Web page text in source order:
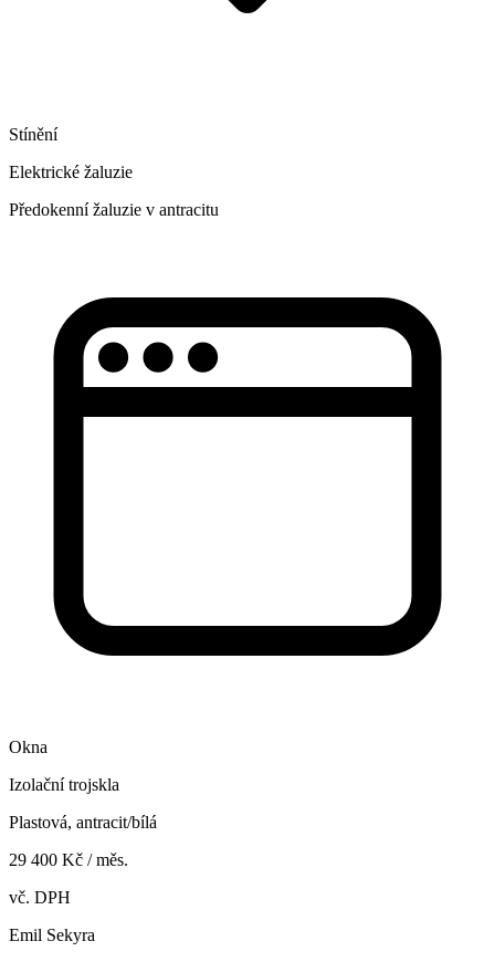
Stínění
Elektrické žaluzie
Předokenní žaluzie v antracitu
Okna
Izolační trojskla
Plastová, antracit/bílá
29 400 Kč / měs.
vč. DPH
Emil Sekyra